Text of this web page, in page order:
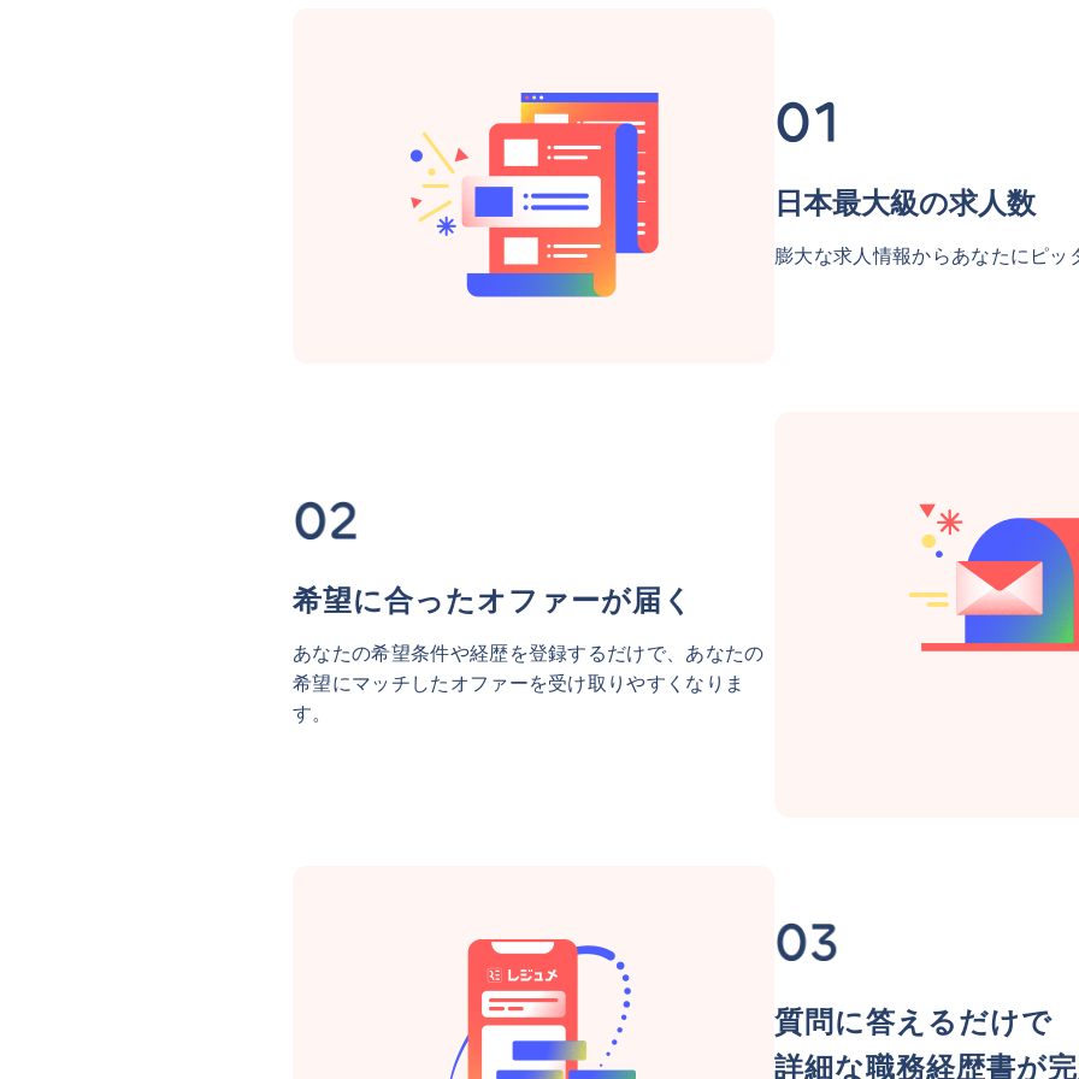
日本最大級の求人数
膨大な求人情報からあなたにピッ
希望に合ったオファーが届く
あなたの希望条件や経歴を登録するだけで、あなたの
希望にマッチしたオファーを受け取りやすくなりま
す。
質問に答えるだけで
詳細な職務経歴書が